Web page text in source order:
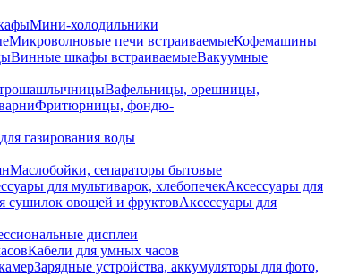
Мини-холодильники
Микроволновые печи встраиваемыеКофемашины
Винные шкафы встраиваемыеВакуумные
Вафельницы, орешницы,
Фритюрницы, фондю-
газирования воды
Маслобойки, сепараторы бытовые
для мультиварок, хлебопечекАксессуары для
сушилок овощей и фруктовАксессуары для
дисплеи
Кабели для умных часов
Зарядные устройства, аккумуляторы для фото,